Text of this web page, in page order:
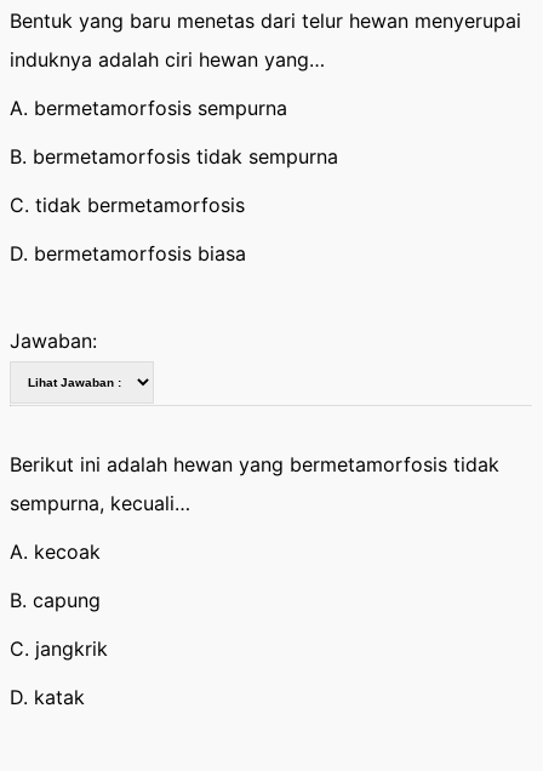
Bentuk yang baru menetas dari telur hewan menyerupai
induknya adalah ciri hewan yang…
A. bermetamorfosis sempurna
B. bermetamorfosis tidak sempurna
C. tidak bermetamorfosis
D. bermetamorfosis biasa
Jawaban:
Berikut ini adalah hewan yang bermetamorfosis tidak
sempurna, kecuali…
A. kecoak
B. capung
C. jangkrik
D. katak